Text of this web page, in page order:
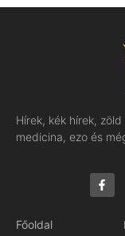
Hírek, kék hírek,
medicina, ezo és
Főoldal